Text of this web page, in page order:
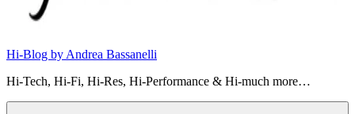
Hi-Blog by Andrea Bassanelli
Hi-Tech, Hi-Fi, Hi-Res, Hi-Performance & Hi-much more…